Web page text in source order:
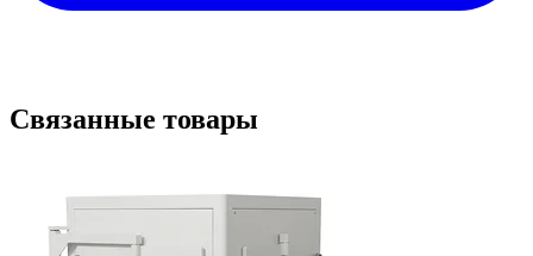
Связанные товары